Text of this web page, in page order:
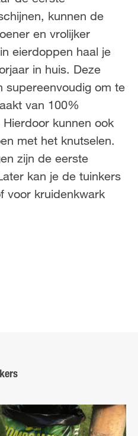
kunnen de
en vrolijker
eierdoppen haal je
in huis. Deze
supereenvoudig om te
van 100%
kunnen ook
met het knutselen.
zijn de eerste
kan je de tuinkers
voor kruidenkwark